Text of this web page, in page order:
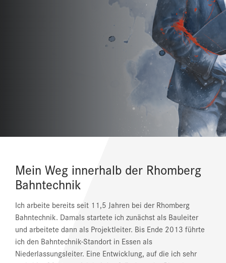
Mein Weg innerhalb der Rhomberg
Bahntechnik
Ich arbeite bereits seit 11,5 Jahren bei der Rhomberg
Bahntechnik. Damals startete ich zunächst als Bauleiter
und arbeitete dann als Projektleiter. Bis Ende 2013 führte
ich den Bahntechnik-Standort in Essen als
Niederlassungsleiter. Eine Entwicklung, auf die ich sehr